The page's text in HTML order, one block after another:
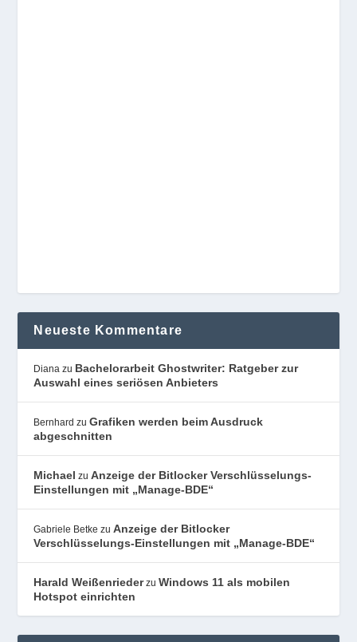
Neueste Kommentare
Diana zu Bachelorarbeit Ghostwriter: Ratgeber zur
Auswahl eines seriösen Anbieters
Bernhard zuGrafiken werden beim Ausdruck
abgeschnitten
Michael zuAnzeige der Bitlocker Verschlüsselungs-
Einstellungen mit „Manage-BDE“
Gabriele Betke zuAnzeige der Bitlocker
Verschlüsselungs-Einstellungen mit „Manage-BDE“
Harald WeißenriederzuWindows 11 als mobilen
Hotspot einrichten